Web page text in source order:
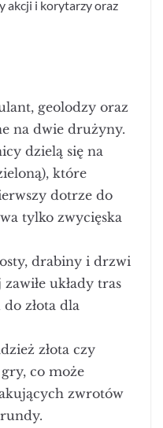
akcji i korytarzy oraz
geolodzy oraz
na dwie drużyny.
dzielą się na
które
dotrze do
tylko zwycięska
drabiny i drzwi
układy tras
złota dla
złota czy
co może
zwrotów